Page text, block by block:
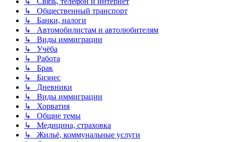
↳ Общественный транспорт
↳ Банки, налоги
↳ Автомобилистам и автолюбителям
↳ Виды иммиграции
↳ Учёба
↳ Работа
↳ Брак
↳ Бизнес
↳ Дневники
↳ Виды иммиграции
↳ Хорватия
↳ Общие темы
↳ Медицина, страховка
↳ Жильё, коммунальные услуги